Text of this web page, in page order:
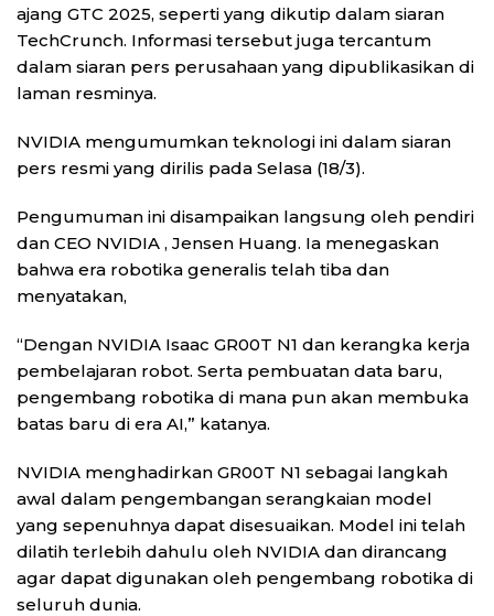
ajang GTC 2025, seperti yang dikutip dalam siaran
TechCrunch. Informasi tersebut juga tercantum
dalam siaran pers perusahaan yang dipublikasikan di
laman resminya.
NVIDIA mengumumkan teknologi ini dalam siaran
pers resmi yang dirilis pada Selasa (18/3).
Pengumuman ini disampaikan langsung oleh pendiri
dan CEO NVIDIA , Jensen Huang. Ia menegaskan
bahwa era robotika generalis telah tiba dan
menyatakan,
“Dengan NVIDIA Isaac GR00T N1 dan kerangka kerja
pembelajaran robot. Serta pembuatan data baru,
pengembang robotika di mana pun akan membuka
batas baru di era AI,” katanya.
NVIDIA menghadirkan GR00T N1 sebagai langkah
awal dalam pengembangan serangkaian model
yang sepenuhnya dapat disesuaikan. Model ini telah
dilatih terlebih dahulu oleh NVIDIA dan dirancang
agar dapat digunakan oleh pengembang robotika di
seluruh dunia.